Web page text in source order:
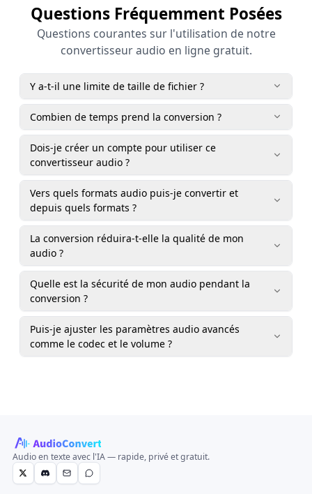
Questions Fréquemment Posées
Questions courantes sur l'utilisation de notre
convertisseur audio en ligne gratuit.
Y a-t-il une limite de taille de fichier ?
Combien de temps prend la conversion ?
Dois-je créer un compte pour utiliser ce
convertisseur audio ?
Vers quels formats audio puis-je convertir et
depuis quels formats ?
La conversion réduira-t-elle la qualité de mon
audio ?
Quelle est la sécurité de mon audio pendant la
conversion ?
Puis-je ajuster les paramètres audio avancés
comme le codec et le volume ?
Audio en texte avec l'IA — rapide, privé et gratuit.